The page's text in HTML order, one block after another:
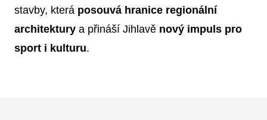
stavby, která posouvá hranice regionální
architektury a přináší Jihlavě nový impuls pro
sport i kulturu.